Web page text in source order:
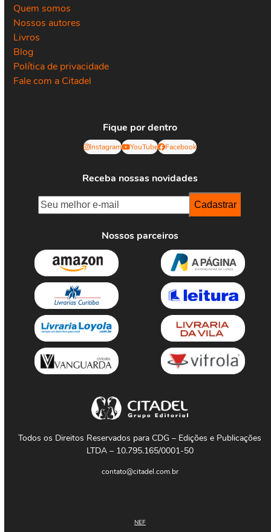
Quem somos
Nossos autores
Livros
Blog
Política de privacidade
Fale com a Citadel
Fique por dentro
Instagram YouTube Facebook
Receba nossas novidades
Nossos parceiros
Todos os Direitos Reservados para CDG – Edições e Publicações
LTDA – 10.795.165/0001-50
contato@citadel.com.br
NEF